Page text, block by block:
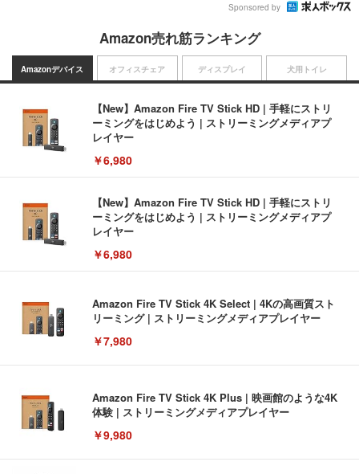
Sponsored by
Amazon売れ筋ランキング
Amazonデバイス
【New】Amazon Fire TV Stick HD | 手軽にストリ
ーミングをはじめよう | ストリーミングメディアプ
レイヤー
￥6,980
【New】Amazon Fire TV Stick HD | 手軽にストリ
ーミングをはじめよう | ストリーミングメディアプ
レイヤー
￥6,980
Amazon Fire TV Stick 4K Select | 4Kの高画質スト
リーミング | ストリーミングメディアプレイヤー
￥7,980
Amazon Fire TV Stick 4K Plus | 映画館のような4K
体験 | ストリーミングメディアプレイヤー
￥9,980
オフィスチェア ディスプレイ 犬用トイレ